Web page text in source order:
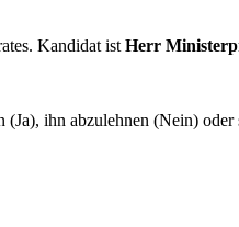
Kandidat ist Herr
ihn abzulehnen (Nein)